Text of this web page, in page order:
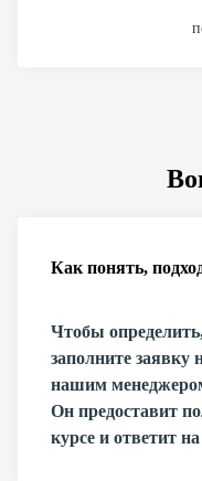
Как понять,
Чтобы
заполните заявку
нашим
Он предоставит
курсе и ответит